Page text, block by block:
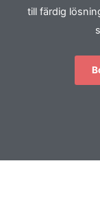
till färdig